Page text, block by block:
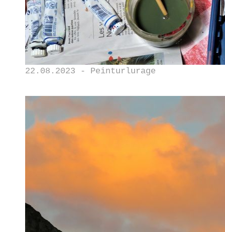
22.08.2023 - Peinturlurage